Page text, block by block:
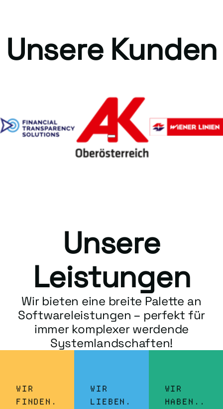
Unsere Kunden
Unsere
Leistungen
Wir bieten eine breite Palette an
Softwareleistungen – perfekt für
immer komplexer werdende
Systemlandschaften!
WIR
FINDEN.
WIR
LIEBEN.
WIR
HABEN..